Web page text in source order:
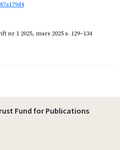
nr 1 2025, mars 2025s. 129–134
Fund for Publications